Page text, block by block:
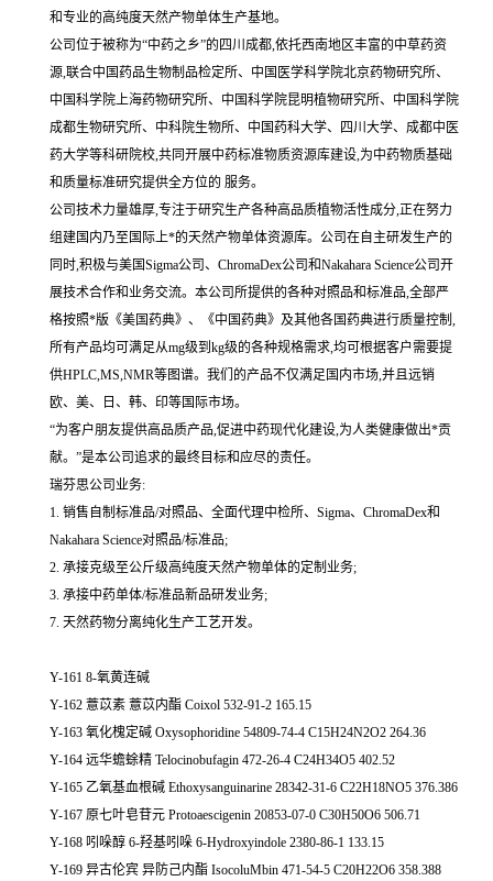
和专业的高纯度天然产物单体生产基地。
公司位于被称为“中药之乡”的四川成都,依托西南地区丰富的中草药资
源,联合中国药品生物制品检定所、中国医学科学院北京药物研究所、
中国科学院上海药物研究所、中国科学院昆明植物研究所、中国科学院
成都生物研究所、中科院生物所、中国药科大学、四川大学、成都中医
药大学等科研院校,共同开展中药标准物质资源库建设,为中药物质基础
和质量标准研究提供全方位的 服务。
公司技术力量雄厚,专注于研究生产各种高品质植物活性成分,正在努力
组建国内乃至国际上*的天然产物单体资源库。公司在自主研发生产的
同时,积极与美国Sigma公司、ChromaDex公司和Nakahara Science公司开
展技术合作和业务交流。本公司所提供的各种对照品和标准品,全部严
格按照*版《美国药典》、《中国药典》及其他各国药典进行质量控制,
所有产品均可满足从mg级到kg级的各种规格需求,均可根据客户需要提
供HPLC,MS,NMR等图谱。我们的产品不仅满足国内市场,并且远销
欧、美、日、韩、印等国际市场。
“为客户朋友提供高品质产品,促进中药现代化建设,为人类健康做出*贡
献。”是本公司追求的最终目标和应尽的责任。
瑞芬思公司业务:
1. 销售自制标准品/对照品、全面代理中检所、Sigma、ChromaDex和
Nakahara Science对照品/标准品;
2. 承接克级至公斤级高纯度天然产物单体的定制业务;
3. 承接中药单体/标准品新品研发业务;
7. 天然药物分离纯化生产工艺开发。
Y-161 8-氧黄连碱
Y-162 薏苡素 薏苡内酯 Coixol 532-91-2 165.15
Y-163 氧化槐定碱 Oxysophoridine 54809-74-4 C15H24N2O2 264.36
Y-164 远华蟾蜍精 Telocinobufagin 472-26-4 C24H34O5 402.52
Y-165 乙氧基血根碱 Ethoxysanguinarine 28342-31-6 C22H18NO5 376.386
Y-167 原七叶皂苷元 Protoaescigenin 20853-07-0 C30H50O6 506.71
Y-168 吲哚醇 6-羟基吲哚 6-Hydroxyindole 2380-86-1 133.15
Y-169 异古伦宾 异防己内酯 IsocoluMbin 471-54-5 C20H22O6 358.388